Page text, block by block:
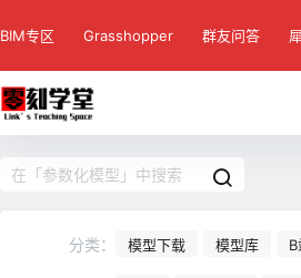
BIM专区 Grasshopper 群友问答
分类： 模型下载 模型库